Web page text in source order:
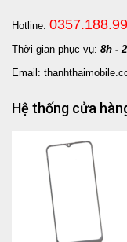
Hotline:
Thời gian phục vụ: 8h -
Email:
Hệ thống cửa